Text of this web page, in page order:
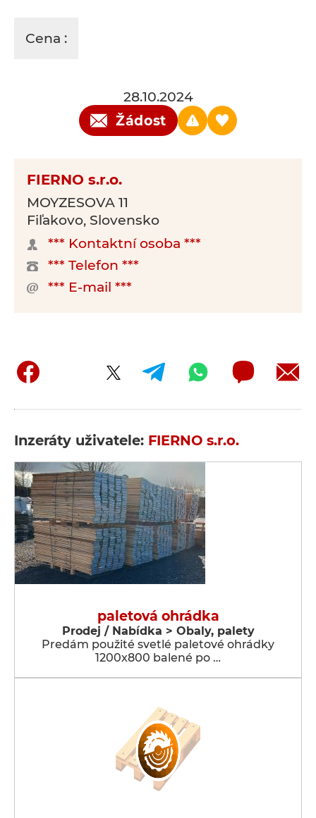
Cena :
28.10.2024
Žádost
FIERNO s.r.o.
MOYZESOVA 11
Fiľakovo, Slovensko
*** Kontaktní osoba ***
*** Telefon ***
*** E-mail ***
Inzeráty uživatele: FIERNO s.r.o.
paletová ohrádka
Prodej / Nabídka > Obaly, palety
Predám použité svetlé paletové ohrádky
1200x800 balené po …